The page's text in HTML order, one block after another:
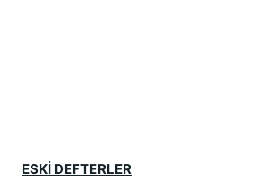
ESKİ DEFTERLER